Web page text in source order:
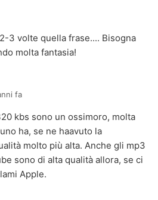
3 volte quella frase.... Bisogna
molta fantasia!
fa
kbs sono un ossimoro, molta
ha, se ne haavuto la
molto più alta. Anche gli mp3
sono di alta qualità allora, se ci
Apple.